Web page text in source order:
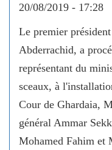
20/08/2019 - 17:28
Le premier
Abderrachid, a
représentant du
sceaux, à
Cour de Ghardaia,
général Ammar
Mohamed Fahim et